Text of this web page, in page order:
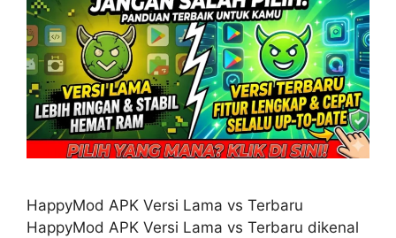
HappyMod APK Versi Lama vs Terbaru
HappyMod APK Versi Lama vs Terbaru dikenal